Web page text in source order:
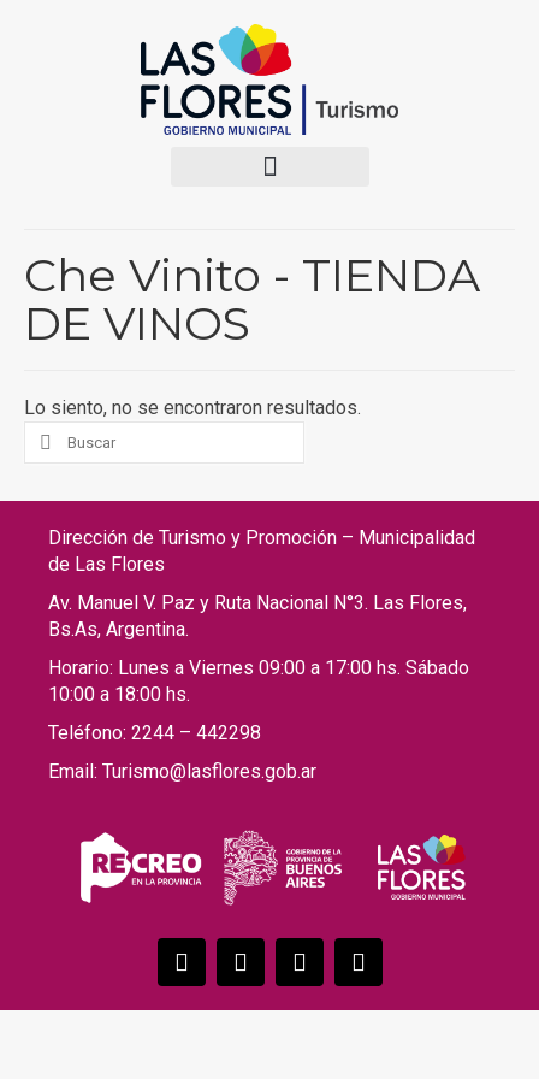
Che Vinito - TIENDA
DE VINOS
Lo siento, no se encontraron resultados.
Dirección de Turismo y Promoción – Municipalidad
de Las Flores
Av. Manuel V. Paz y Ruta Nacional N°3. Las Flores,
Bs.As, Argentina.
Horario: Lunes a Viernes 09:00 a 17:00 hs. Sábado
10:00 a 18:00 hs.
Teléfono: 2244 – 442298
Email: Turismo@lasflores.gob.ar